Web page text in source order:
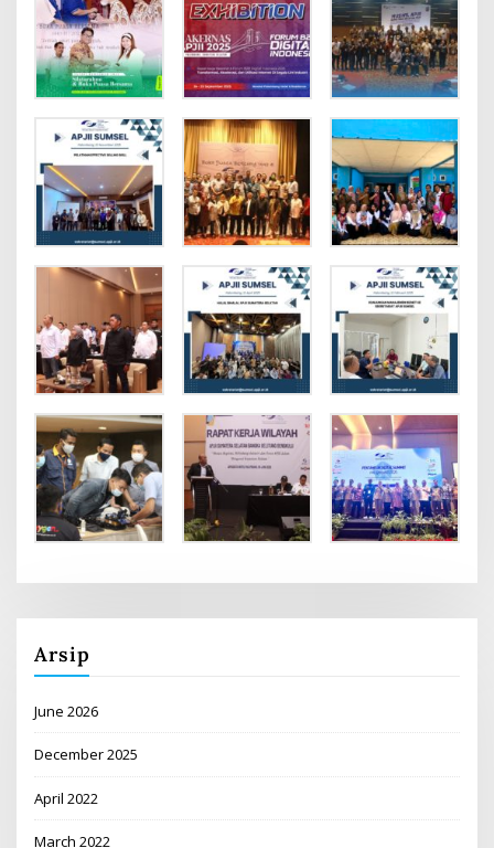
Arsip
June 2026
December 2025
April 2022
March 2022